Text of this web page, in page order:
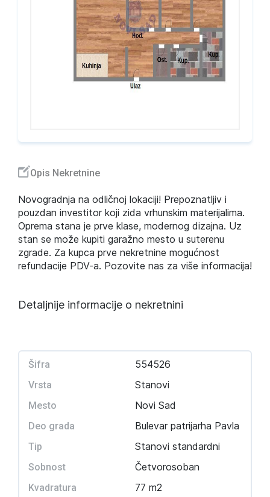
Opis Nekretnine
Novogradnja na odličnoj lokaciji! Prepoznatljiv i
pouzdan investitor koji zida vrhunskim materijalima.
Oprema stana je prve klase, modernog dizajna. Uz
stan se može kupiti garažno mesto u suterenu
zgrade. Za kupca prve nekretnine mogućnost
refundacije PDV-a. Pozovite nas za više informacija!
Detaljnije informacije o nekretnini
Šifra 554526
Vrsta Stanovi
Mesto Novi Sad
Deo grada Bulevar patrijarha Pavla
Tip Stanovi standardni
Sobnost Četvorosoban
Kvadratura 77 m2